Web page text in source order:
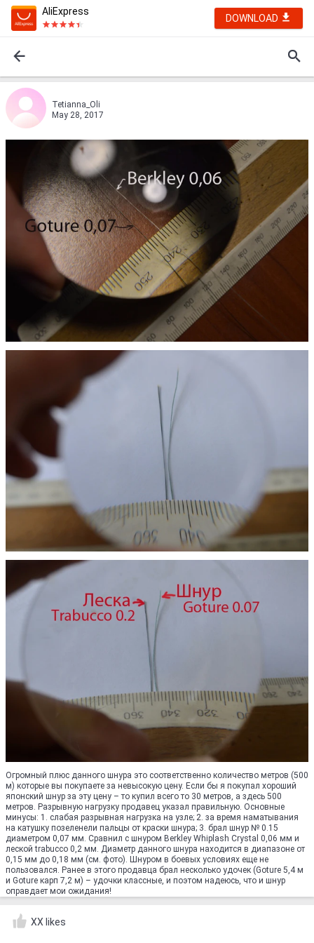
AliExpress
DOWNLOAD
Tetianna_Oli
May 28, 2017
Огромный плюс данного шнура это соответственно количество метров (500
м) которые вы покупаете за невысокую цену. Если бы я покупал хороший
японский шнур за эту цену – то купил всего то 30 метров, а здесь 500
метров. Разрывную нагрузку продавец указал правильную. Основные
минусы: 1. слабая разрывная нагрузка на узле; 2. за время наматывания
на катушку позеленели пальцы от краски шнура; 3. брал шнур № 0.15
диаметром 0,07 мм. Cравнил с шнуром Berkley Whiplash Crystal 0,06 мм и
леской trabucco 0,2 мм. Диаметр данного шнура находится в диапазоне от
0,15 мм до 0,18 мм (см. фото). Шнуром в боевых условиях еще не
пользовался. Ранее в этого продавца брал несколько удочек (Goture 5,4 м
и Goture карп 7,2 м) – удочки классные, и поэтом надеюсь, что и шнур
оправдает мои ожидания!
XX likes